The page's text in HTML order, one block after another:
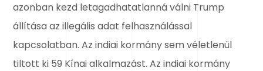
azonban kezd letagadhatatlanná válni Trump
állítása az illegális adat felhasználással
kapcsolatban. Az indiai kormány sem véletlenül
tiltott ki 59 Kínai alkalmazást. Az indiai kormány